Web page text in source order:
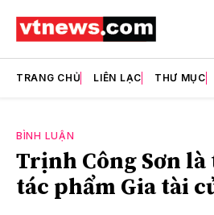
TRANG CHỦ LIÊN LẠC THƯ MỤC
BÌNH LUẬN
Trịnh Công Sơn
tác phẩm Gia tài